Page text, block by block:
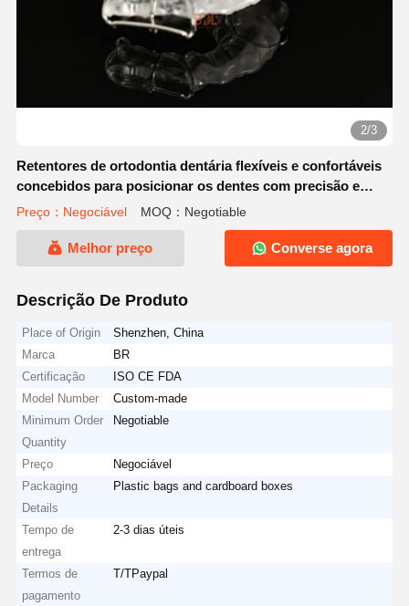
2/3
Retentores de ortodontia dentária flexíveis e confortáveis
concebidos para posicionar os dentes com precisão e
obter resultados de tratamento ortodôntico
Preço：Negociável MOQ：Negotiable
Melhor preço Converse agora
Descrição De Produto
Place of Origin
Shenzhen, China
Marca
BR
Certificação
ISO CE FDA
Model Number
Custom-made
Minimum Order
Quantity
Negotiable
Preço
Negociável
Packaging
Details
Plastic bags and cardboard boxes
Tempo de
entrega
2-3 dias úteis
Termos de
pagamento
T/TPaypal